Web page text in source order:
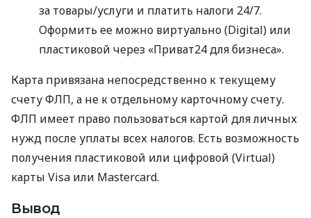
за товары/услуги и платить налоги 24/7.
Оформить ее можно виртуально (Digital) или
пластиковой через «Приват24 для бизнеса».
Карта привязана непосредственно к текущему
счету ФЛП, а не к отдельному карточному счету.
ФЛП имеет право пользоваться картой для личных
нужд после уплаты всех налогов. Есть возможность
получения пластиковой или цифровой (Virtual)
карты Visa или Mastercard.
Вывод